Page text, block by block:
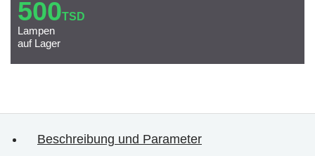
500TSD
Lampen
auf Lager
Beschreibung und Parameter